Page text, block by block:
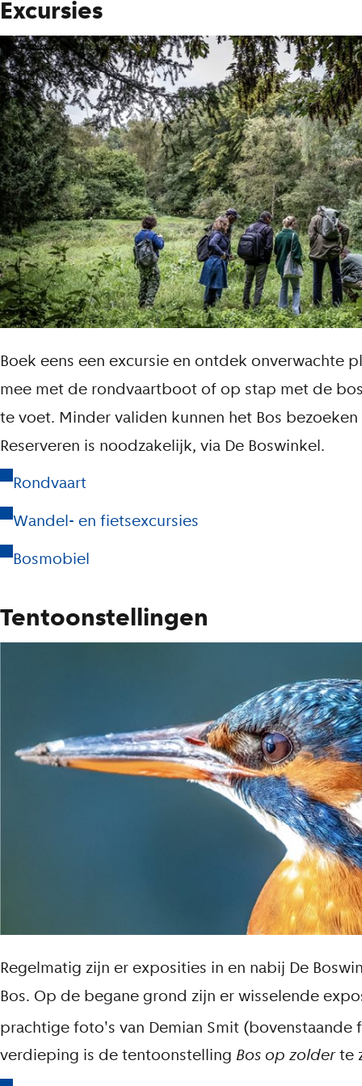
Excursies
Boek eens een excursie en ontdek onverwachte
mee met de rondvaartboot of op stap met de
te voet. Minder validen kunnen het Bos
Reserveren is noodzakelijk, via De Boswinkel.
Rondvaart
Wandel- en fietsexcursies
Bosmobiel
Tentoonstellingen
Regelmatig zijn er exposities in en nabij De
Bos. Op de begane grond zijn er wisselende
prachtige foto's van Demian Smit (bovenstaande
verdieping is de tentoonstelling Bos op zolderte